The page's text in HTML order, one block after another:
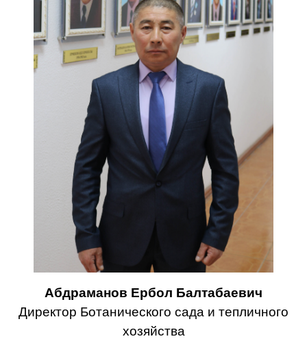
Абдраманов Ербол Балтабаевич
Директор Ботанического сада и тепличного
хозяйства